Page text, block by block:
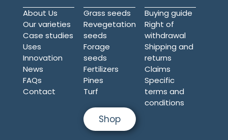
About Us
Our varieties
Case studies
Uses
Innovation
News
FAQs
Contact
Grass seeds
Revegetation
seeds
Forage
seeds
Fertilizers
Pines
Turf
Shop
Buying guide
Right of
withdrawal
Shipping and
returns
Claims
Specific
terms and
conditions